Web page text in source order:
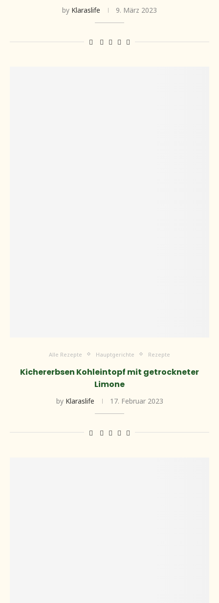
by Klaraslife 9. März 2023
Alle Rezepte Hauptgerichte Rezepte
Kichererbsen Kohleintopf mit getrockneter
Limone
by Klaraslife 17. Februar 2023